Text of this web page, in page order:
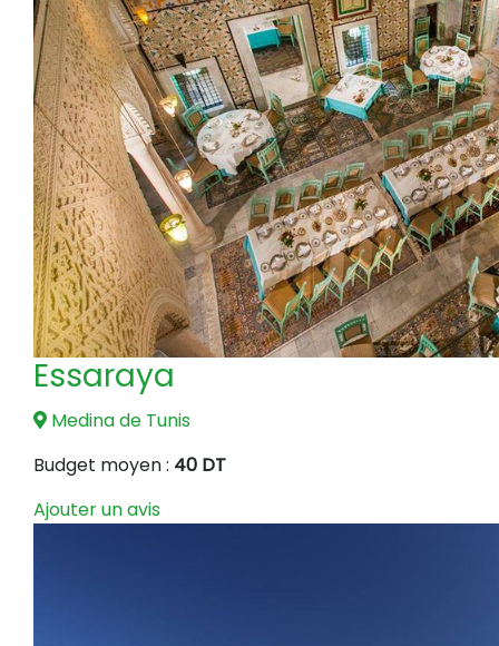
Essaraya
Medina de Tunis
Budget moyen : 40 DT
Ajouter un avis